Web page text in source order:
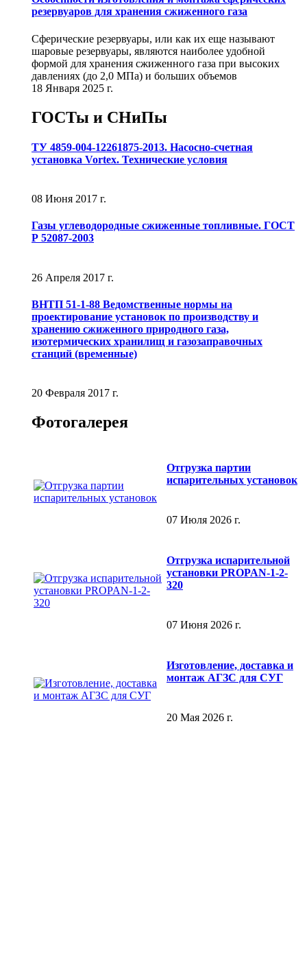
резервуаров для хранения сжиженного газа
Сферические резервуары, или как их еще называют
шаровые резервуары, являются наиболее удобной
формой для хранения сжиженного газа при высоких
давлениях (до 2,0 МПа) и больших объемов
18 Января 2025 г.
ГОСТы и СНиПы
ТУ 4859-004-12261875-2013. Насосно-счетная
установка Vortex. Технические условия
08 Июня 2017 г.
Газы углеводородные сжиженные топливные. ГОСТ
Р 52087-2003
26 Апреля 2017 г.
ВНТП 51-1-88 Ведомственные нормы на
проектирование установок по производству и
хранению сжиженного природного газа,
изотермических хранилищ и газозаправочных
станций (временные)
20 Февраля 2017 г.
Фотогалерея
Отгрузка партии
испарительных установок
07 Июля 2026 г.
Отгрузка испарительной
установки PROPAN-1-2-
320
07 Июня 2026 г.
Изготовление, доставка и
монтаж АГЗС для СУГ
20 Мая 2026 г.